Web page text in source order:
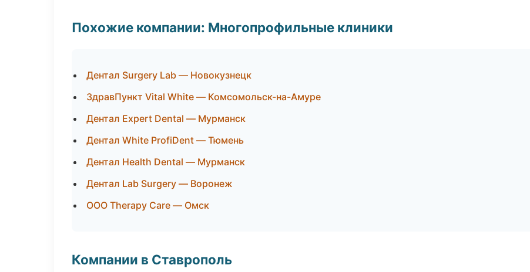
Похожие компании: Многопрофильные клиники
Дентал Surgery Lab — Новокузнецк
ЗдравПункт Vital White — Комсомольск-на-Амуре
Дентал Expert Dental — Мурманск
Дентал White ProfiDent — Тюмень
Дентал Health Dental — Мурманск
Дентал Lab Surgery — Воронеж
ООО Therapy Care — Омск
Компании в Ставрополь